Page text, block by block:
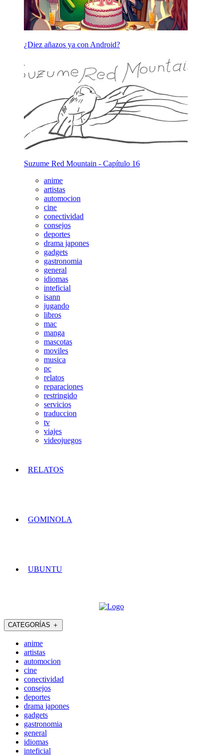
¿Diez añazos ya con Android?
Suzume Red Mountain - Capítulo 16
anime
artistas
automocion
cine
conectividad
consejos
deportes
drama japones
gadgets
gastronomia
general
idiomas
inteficial
isann
jugando
libros
mac
manga
mascotas
moviles
musica
pc
relatos
reparaciones
restringido
servicios
traduccion
tv
viajes
videojuegos
RELATOS
GOMINOLA
UBUNTU
CATEGORÍAS ＋
anime
artistas
automocion
cine
conectividad
consejos
deportes
drama japones
gadgets
gastronomia
general
idiomas
inteficial